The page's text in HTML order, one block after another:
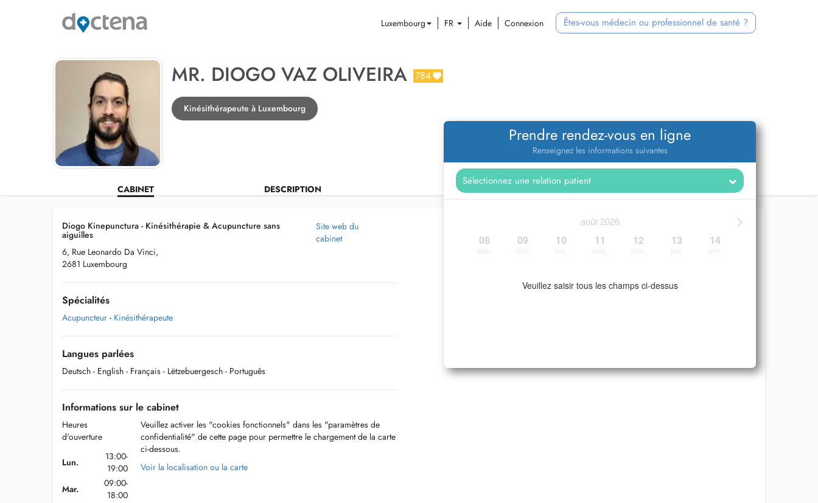
Luxembourg FR Aide Connexion Êtes-vous médecin ou professionnel de santé ?
MR. DIOGO VAZ OLIVEIRA 784
Kinésithérapeute à Luxembourg
CABINET DESCRIPTION
Prendre rendez-vous en ligne
Renseignez les informations suivantes
>
août 2026
08 09 10 11 12 13 14
Veuillez saisir tous les champs ci-dessus
Diogo Kinepunctura - Kinésithérapie & Acupuncture sans
aiguilles
6, Rue Leonardo Da Vinci,
2681 Luxembourg
Site web du
cabinet
Spécialités
Acupuncteur - Kinésithérapeute
Langues parlées
Deutsch - English - Français - Lëtzebuergesch - Português
Informations sur le cabinet
Heures
d'ouverture
Lun.
13:00-
19:00
Mar.
09:00-
18:00
Veuillez activer les "cookies fonctionnels" dans les "paramètres de
confidentialité" de cette page pour permettre le chargement de la carte
ci-dessous.
Voir la localisation ou la carte